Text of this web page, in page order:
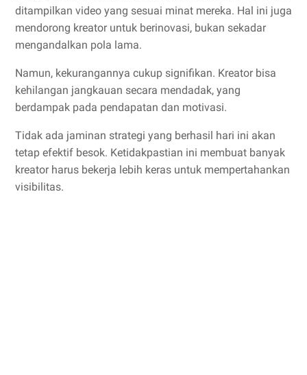
ditampilkan video yang sesuai minat mereka. Hal ini juga
mendorong kreator untuk berinovasi, bukan sekadar
mengandalkan pola lama.
Namun, kekurangannya cukup signifikan. Kreator bisa
kehilangan jangkauan secara mendadak, yang
berdampak pada pendapatan dan motivasi.
Tidak ada jaminan strategi yang berhasil hari ini akan
tetap efektif besok. Ketidakpastian ini membuat banyak
kreator harus bekerja lebih keras untuk mempertahankan
visibilitas.